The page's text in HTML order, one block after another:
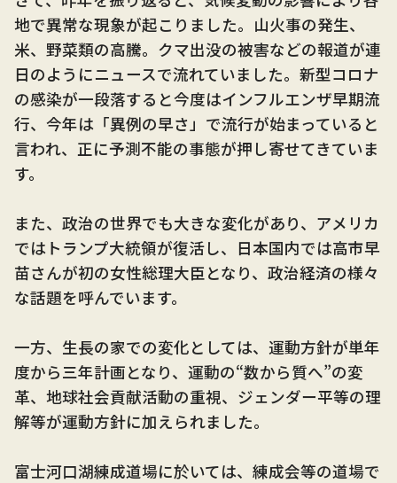
地で異常な現象が起こりました。山火事の発生、
米、野菜類の高騰。クマ出没の被害などの報道が連
日のようにニュースで流れていました。新型コロナ
の感染が一段落すると今度はインフルエンザ早期流
行、今年は「異例の早さ」で流行が始まっていると
言われ、正に予測不能の事態が押し寄せてきていま
す。
また、政治の世界でも大きな変化があり、アメリカ
ではトランプ大統領が復活し、日本国内では高市早
苗さんが初の女性総理大臣となり、政治経済の様々
な話題を呼んでいます。
一方、生長の家での変化としては、運動方針が単年
度から三年計画となり、運動の“数から質へ”の変
革、地球社会貢献活動の重視、ジェンダー平等の理
解等が運動方針に加えられました。
富士河口湖練成道場に於いては、練成会等の道場で